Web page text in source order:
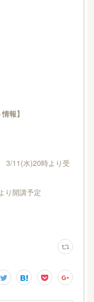
報】
3/11(水)20時より受
り開講予定